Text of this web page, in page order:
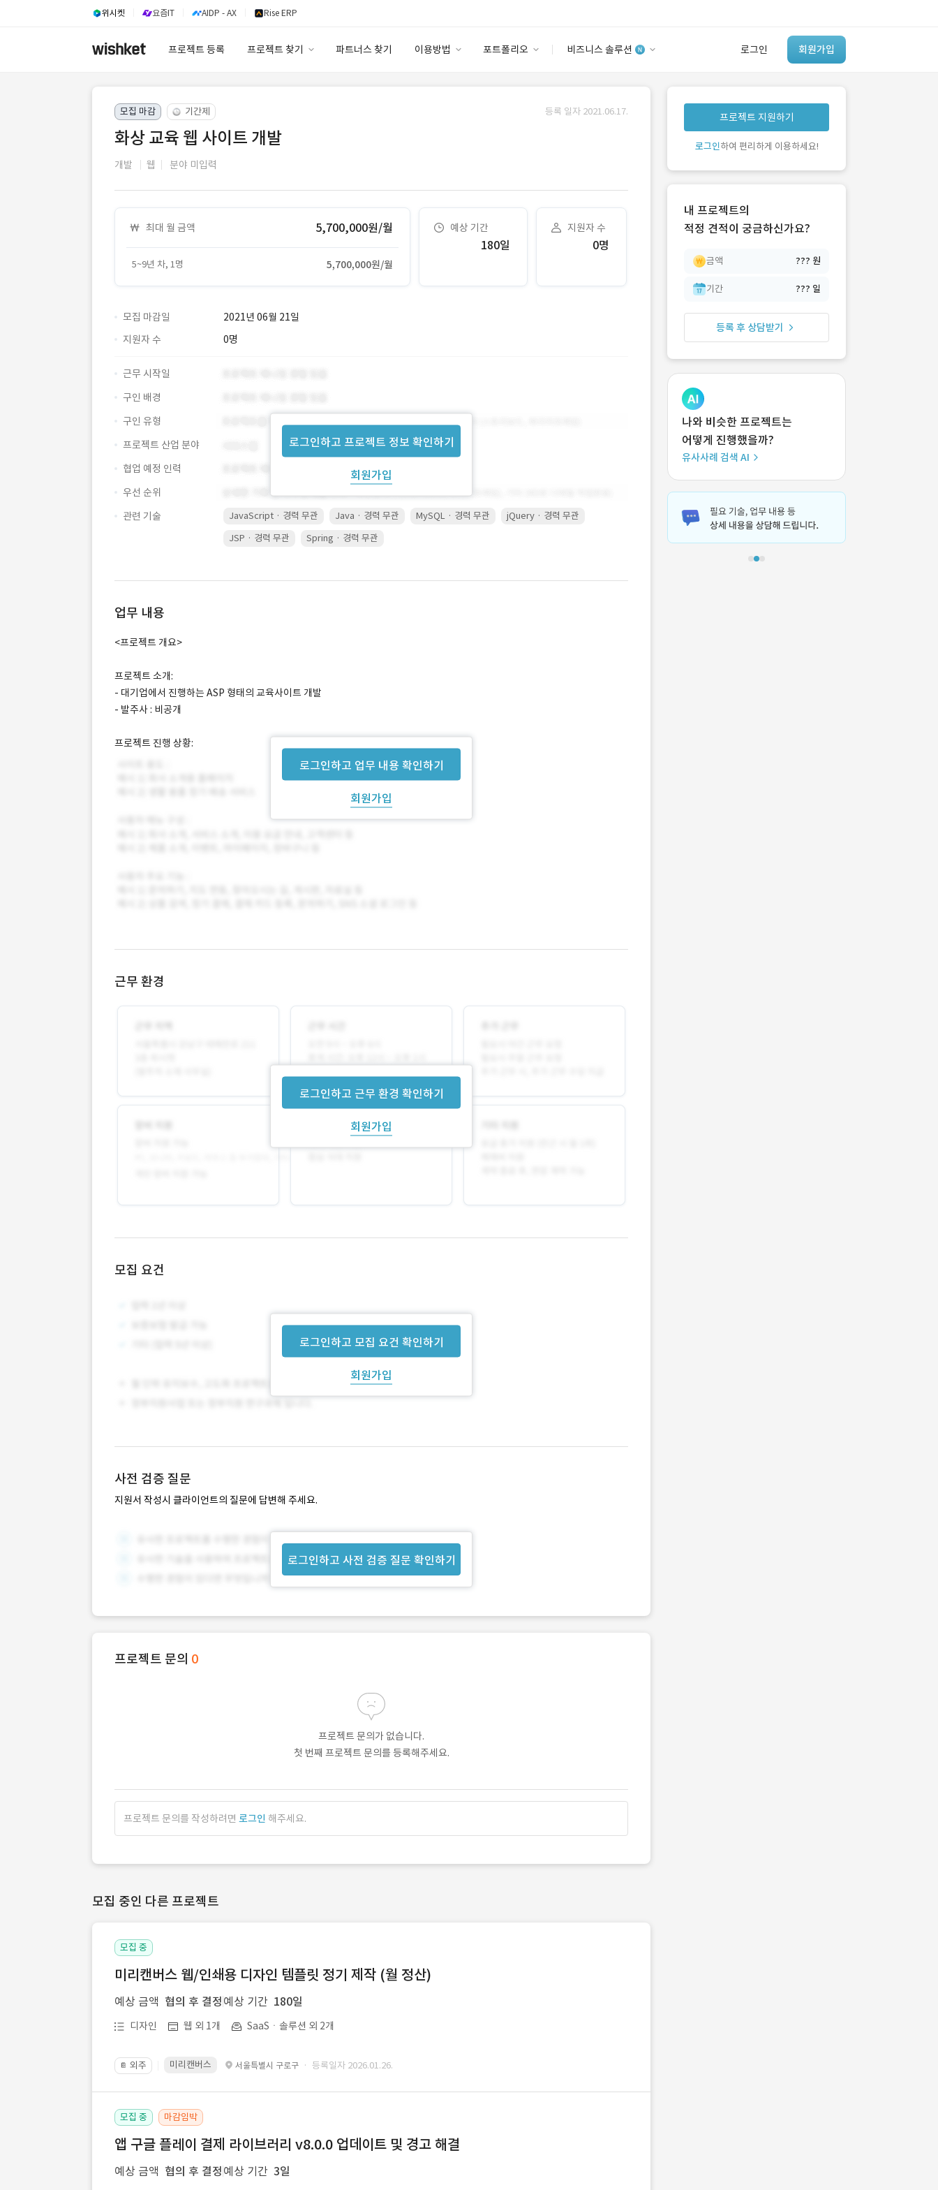
위시켓 요즘IT AIDP - AX Rise ERP
프로젝트 등록 프로젝트 찾기 파트너스 찾기 이용방법 포트폴리오 비즈니스 솔루션 로그인 회원가입
안심 코드 케어
유사사례 검색 AI
‘이런 거’ 만들어본
개발 회사 있어?
모집 마감 기간제 등록 일자 2021.06.17.
화상 교육 웹 사이트 개발
개발 웹 분야 미입력
최대 월 금액 5,700,000원/월
5~9년 차, 1명 5,700,000원/월
예상 기간
180일
지원자 수
0명
모집 마감일
2021년 06월 21일
지원자 수
0명
로그인하고 프로젝트 정보 확인하기
회원가입
근무 시작일
구인 배경
구인 유형
프로젝트 산업 분야
협업 예정 인력
우선 순위
관련 기술
JavaScript · 경력 무관 Java · 경력 무관 MySQL · 경력 무관
jQuery · 경력 무관
JSP · 경력 무관
Spring · 경력 무관
업무 내용
로그인하고 업무 내용 확인하기
회원가입
<프로젝트 개요>
프로젝트 소개:
- 대기업에서 진행하는 ASP 형태의 교육사이트 개발
- 발주사 : 비공개
프로젝트 진행 상황:
근무 환경
로그인하고 근무 환경 확인하기
회원가입
모집 요건
로그인하고 모집 요건 확인하기
회원가입
사전 검증 질문
지원서 작성시 클라이언트의 질문에 답변해 주세요.
로그인하고 사전 검증 질문 확인하기
프로젝트 문의 0
프로젝트 문의가 없습니다.
첫 번째 프로젝트 문의를 등록해주세요.
프로젝트 문의를 작성하려면 로그인 해주세요.
모집 중인 다른 프로젝트
모집 중
미리캔버스 웹/인쇄용 디자인 템플릿 정기 제작 (월 정산)
예상 금액 협의 후 결정 예상 기간 180일
디자인 웹 외 1개 SaaSㆍ솔루션 외 2개
📔 외주 미리캔버스 서울특별시 구로구 · 등록일자 2026.01.26.
모집 중 마감임박
앱 구글 플레이 결제 라이브러리 v8.0.0 업데이트 및 경고 해결
예상 금액 협의 후 결정 예상 기간 3일
프로젝트 지원하기
로그인하여 편리하게 이용하세요!
내 프로젝트의
적정 견적이 궁금하신가요?
금액 ??? 원
기간 ??? 일
등록 후 상담받기
나와 비슷한 프로젝트는
어떻게 진행했을까?
유사사례 검색 AI